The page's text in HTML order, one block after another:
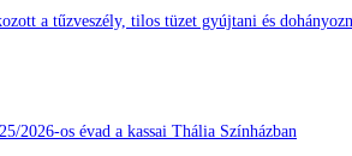
a tűzveszély, tilos tüzet gyújtani és
2026-os évad a kassai Thália Színházban